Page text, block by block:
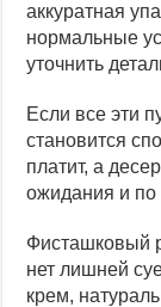
аккуратная
нормальные
уточнить
Если все эти
становится
платит, а
ожидания и по
Фисташковый
нет лишней
крем,